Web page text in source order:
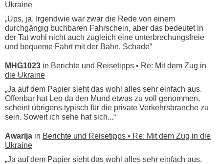
Ukraine
„Ups, ja. Irgendwie war zwar die Rede von einem
durchgängig buchbaren Fahrschein, aber das bedeutet in
der Tat wohl nicht auch zugleich eine unterbrechungsfreie
und bequeme Fahrt mit der Bahn. Schade“
MHG1023 in Berichte und Reisetipps • Re: Mit dem Zug in
die Ukraine
„Ja auf dem Papier sieht das wohl alles sehr einfach aus.
Offenbar hat Leo da den Mund etwas zu voll genommen,
scheint übrigens typisch für die private Verkehrsbranche zu
sein. Soweit ich sehe hat sich...“
Awarija in Berichte und Reisetipps • Re: Mit dem Zug in die
Ukraine
„Ja auf dem Papier sieht das wohl alles sehr einfach aus.